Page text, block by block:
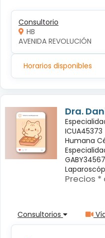
Consultorio
HB
AVENIDA REVOLUCIÓN
Horarios disponibles
Dra.
ICUA45373
Humana
Precios
Consultorios